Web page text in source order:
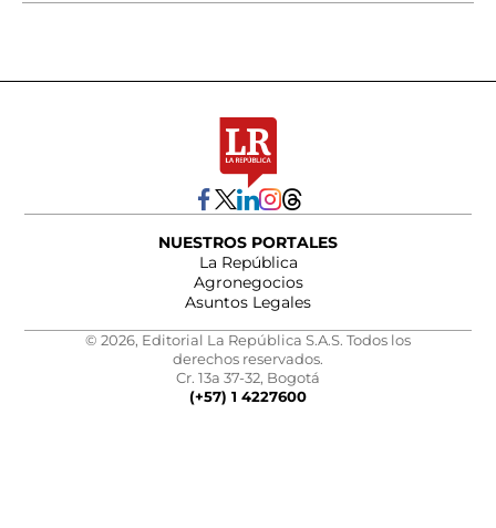
NUESTROS PORTALES
La República
Agronegocios
Asuntos Legales
© 2026, Editorial La República S.A.S. Todos los
derechos reservados.
Cr. 13a 37-32, Bogotá
(+57) 1 4227600